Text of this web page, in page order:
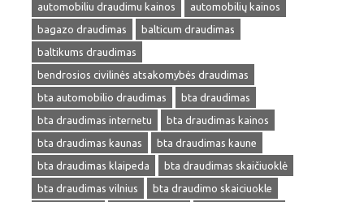
automobiliu draudimu kainos
automobilių kainos
bagazo draudimas
balticum draudimas
baltikums draudimas
bendrosios civilinės atsakomybės draudimas
bta automobilio draudimas
bta draudimas
bta draudimas internetu
bta draudimas kainos
bta draudimas kaunas
bta draudimas kaune
bta draudimas klaipeda
bta draudimas skaičiuoklė
bta draudimas vilnius
bta draudimo skaiciuokle